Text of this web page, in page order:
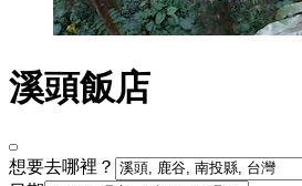
溪頭飯店
想要去哪裡？